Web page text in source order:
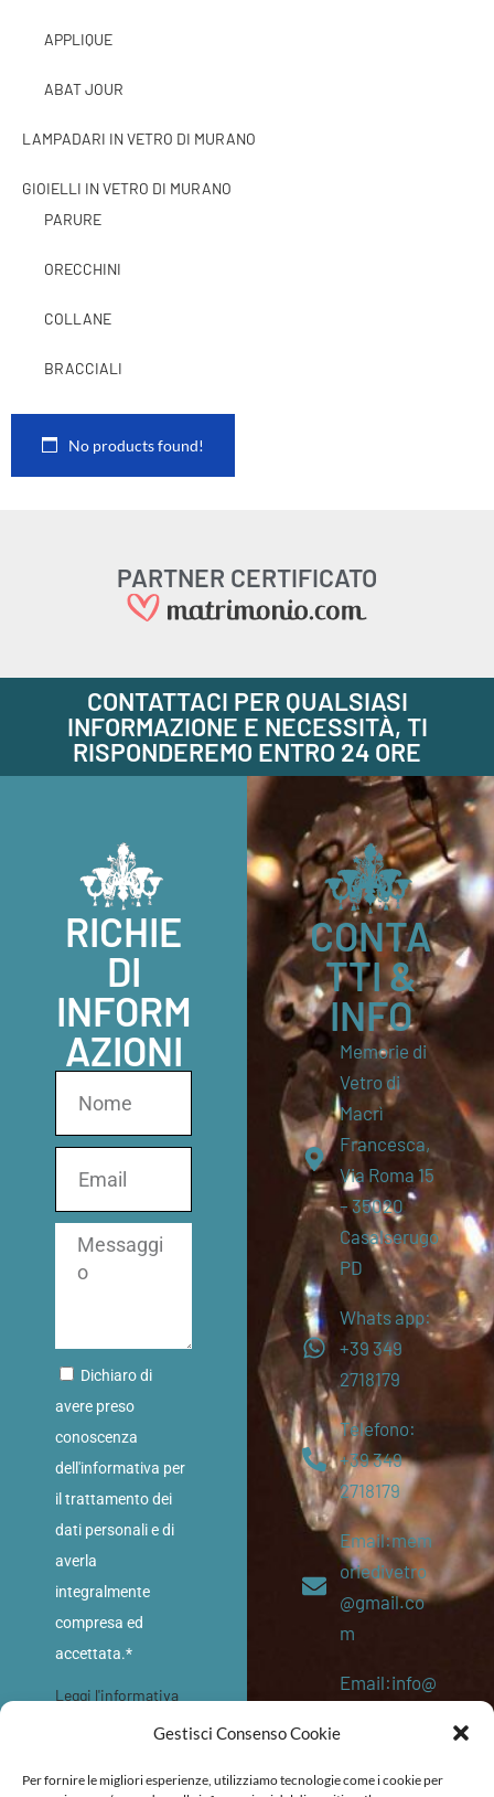
Gestisci Consenso Cookie
Per fornire le migliori esperienze, utilizziamo tecnologie come i cookie per
APPLIQUE
ABAT JOUR
LAMPADARI IN VETRO DI MURANO
GIOIELLI IN VETRO DI MURANO
PARURE
ORECCHINI
COLLANE
BRACCIALI
No products found!
PARTNER CERTIFICATO
CONTATTACI PER QUALSIASI
INFORMAZIONE E NECESSITÀ, TI
RISPONDEREMO ENTRO 24 ORE
RICHIE
DI
INFORM
AZIONI
Dichiaro di
avere preso
conoscenza
dell'informativa per
il trattamento dei
dati personali e di
averla
integralmente
compresa ed
accettata.*
Leggi l'informativa
INVIA
CONTA
TTI &
INFO
Memorie di
Vetro di
Macrì
Francesca,
Via Roma 15
– 35020
Casalserugo
PD
Whats app:
+39 349
2718179
Telefono:
+39 349
2718179
Email:mem
oriedivetro
@gmail.co
m
Email:info@
etro.eu